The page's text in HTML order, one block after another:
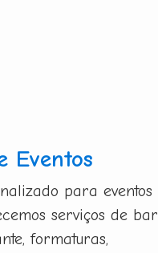
Eventos
para eventos
serviços de bar
formaturas,